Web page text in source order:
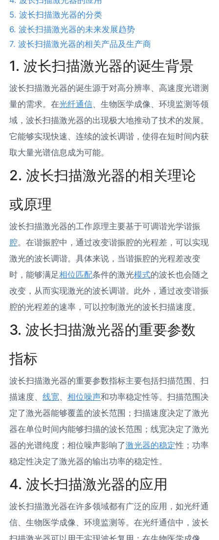
5. 波长扫描激光器的分类
6. 波长扫描激光器的未来发展趋势
7. 波长扫描激光器的相关产品及生产商
1. 波长扫描激光器的诞生背景
波长扫描激光器的诞生源于对高分辨率、高速度光谱测
量的需求。在光纤通信、生物医学成像、环境监测等领
域，波长扫描激光器的出现极大地推动了技术的发展。
它能够实现快速、连续的波长调谐，使得在短时间内获
取大量光谱信息成为可能。
2. 波长扫描激光器的相关理论
或原理
波长扫描激光器的工作原理主要基于可调谐光学谐振
腔。在谐振腔中，通过改变谐振腔的光程差，可以实现
激光的波长调谐。具体来说，当谐振腔的光程差改变
时，能够满足相位匹配条件的激光模式的波长也会随之
改变，从而实现激光的波长调谐。此外，通过改变谐振
腔的光程差的速率，可以控制激光的波长扫描速度。
3. 波长扫描激光器的重要参数
指标
波长扫描激光器的重要参数指标主要包括扫描范围、扫
描速度、线宽、相位噪声和功率稳定性等。扫描范围决
定了激光器能够覆盖的波长范围；扫描速度决定了激光
器在单位时间内能够扫描的波长范围；线宽决定了激光
器的光谱纯度；相位噪声影响了激光器的稳定性；功率
稳定性决定了激光器的输出功率的稳定性。
4. 波长扫描激光器的应用
波长扫描激光器在许多领域都有广泛的应用，如光纤通
信、生物医学成像、环境监测等。在光纤通信中，波长